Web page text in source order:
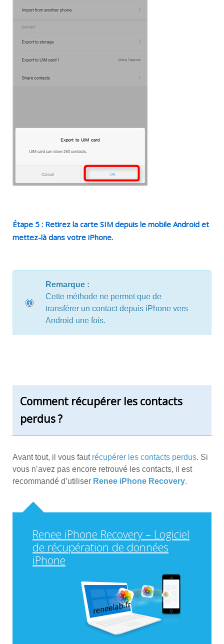
Étape 5 : Retirez la carte SIM depuis le mobile Android et
mettez-là dans votre iPhone.
Remarque :
Cette méthode ne permet que de
transférer un contact depuis iPhone vers
Android une fois.
Comment récupérer les contacts
perdus ?
Avant tout, il vous faut récupérer les contacts perdus. Si
vous n’avez pas encore retrouvé les contacts, il est
recommandé d’utiliser Renee iPhone Recovery.
Renee iPhone Recovery – Logiciel
de récupération de données
iPhone